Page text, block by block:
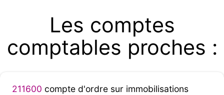
Les comptes
comptables proches :
211600 compte d'ordre sur immobilisations